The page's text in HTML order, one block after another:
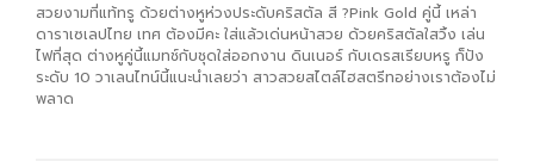
สวยงามที่แท้ทรู ด้วยต่างหูห่วงประดับคริสตัล สี ?Pink Gold คู่นี้ เหล่า
ดาราเซเลปไทย เทศ ต้องมีคะ ใส่แล้วเด่นหน้าสวย ด้วยคริสตัลใสวิ้ง เล่น
ไฟที่สุด ต่างหูคู่นี้แมทช์กับชุดใส่ออกงาน ดินเนอร์ กับเดรสเรียบหรู ก็ปัง
ระดับ 10 วาเลนไทน์นี้แนะนำเลยว่า สาวสวยสไตล์ไฮสตรีทอย่างเราต้องไม่
พลาด